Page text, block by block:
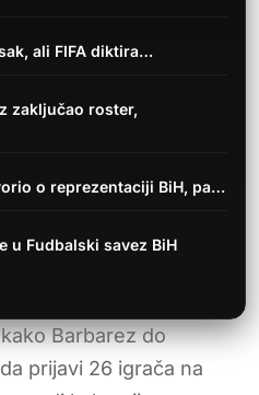
ali FIFA diktira…
zaključao roster,
o reprezentaciji BiH, pa…
u Fudbalski savez BiH
Barbarez do
prijavi 26 igrača na